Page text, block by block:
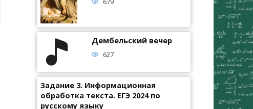
Дембельский вечер
627
Задание 3. Информационная
обработка текста. ЕГЭ 2024 по
русскому языку